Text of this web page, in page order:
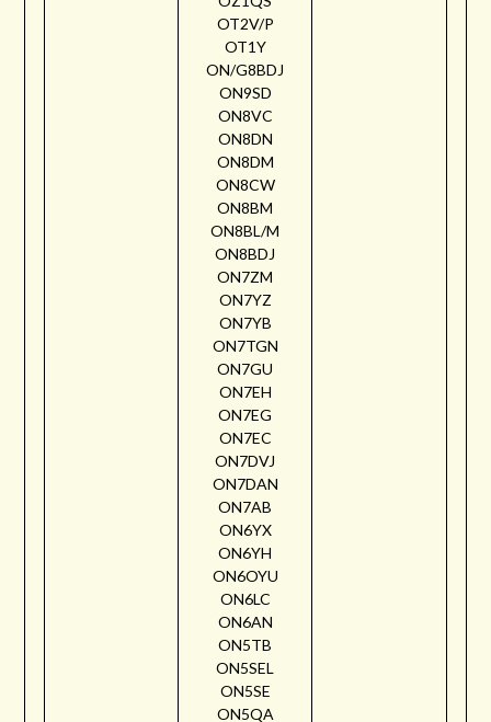
OT2V/P
OT1Y
ON/G8BDJ
ON9SD
ON8VC
ON8DN
ON8DM
ON8CW
ON8BM
ON8BL/M
ON8BDJ
ON7ZM
ON7YZ
ON7YB
ON7TGN
ON7GU
ON7EH
ON7EG
ON7EC
ON7DVJ
ON7DAN
ON7AB
ON6YX
ON6YH
ON6OYU
ON6LC
ON6AN
ON5TB
ON5SEL
ON5SE
ON5QA